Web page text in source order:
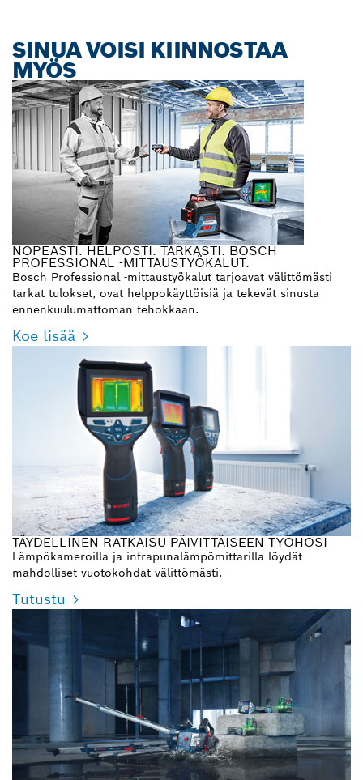
SINUA VOISI KIINNOSTAA
MYÖS
NOPEASTI. HELPOSTI. TARKASTI. BOSCH
PROFESSIONAL -MITTAUSTYÖKALUT.
Bosch Professional -mittaustyökalut tarjoavat välittömästi
tarkat tulokset, ovat helppokäyttöisiä ja tekevät sinusta
ennenkuulumattoman tehokkaan.
Koe lisää
TÄYDELLINEN RATKAISU PÄIVITTÄISEEN TYÖHÖSI
Lämpökameroilla ja infrapunalämpömittarilla löydät
mahdolliset vuotokohdat välittömästi.
Tutustu